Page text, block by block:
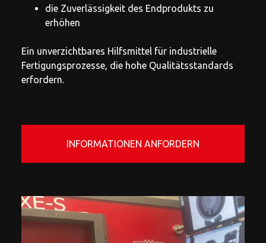
die Zuverlässigkeit des Endprodukts zu
erhöhen
Ein unverzichtbares Hilfsmittel für industrielle
Fertigungsprozesse, die hohe Qualitätsstandards
erfordern.
INFORMATIONEN ANFORDERN